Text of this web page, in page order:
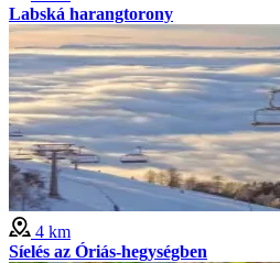
Labská harangtorony
4 km
Síelés az Óriás-hegységben